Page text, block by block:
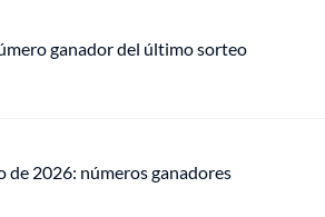
ganador del último sorteo
de 2026: números ganadores